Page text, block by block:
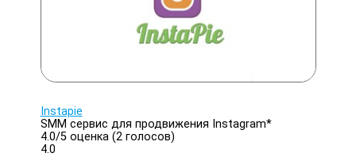
Instapie
SMM сервис для продвижения Instagram*
4.0/5оценка (2 голосов)
4.0